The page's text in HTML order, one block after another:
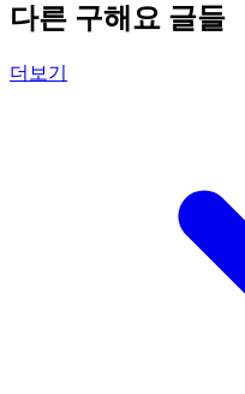
다른 구해요 글들
더보기